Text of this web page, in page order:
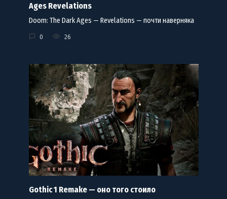
Ages Revelations
Doom: The Dark Ages — Revelations — почти наверняка
0 26
Gothic 1 Remake — оно того стоило